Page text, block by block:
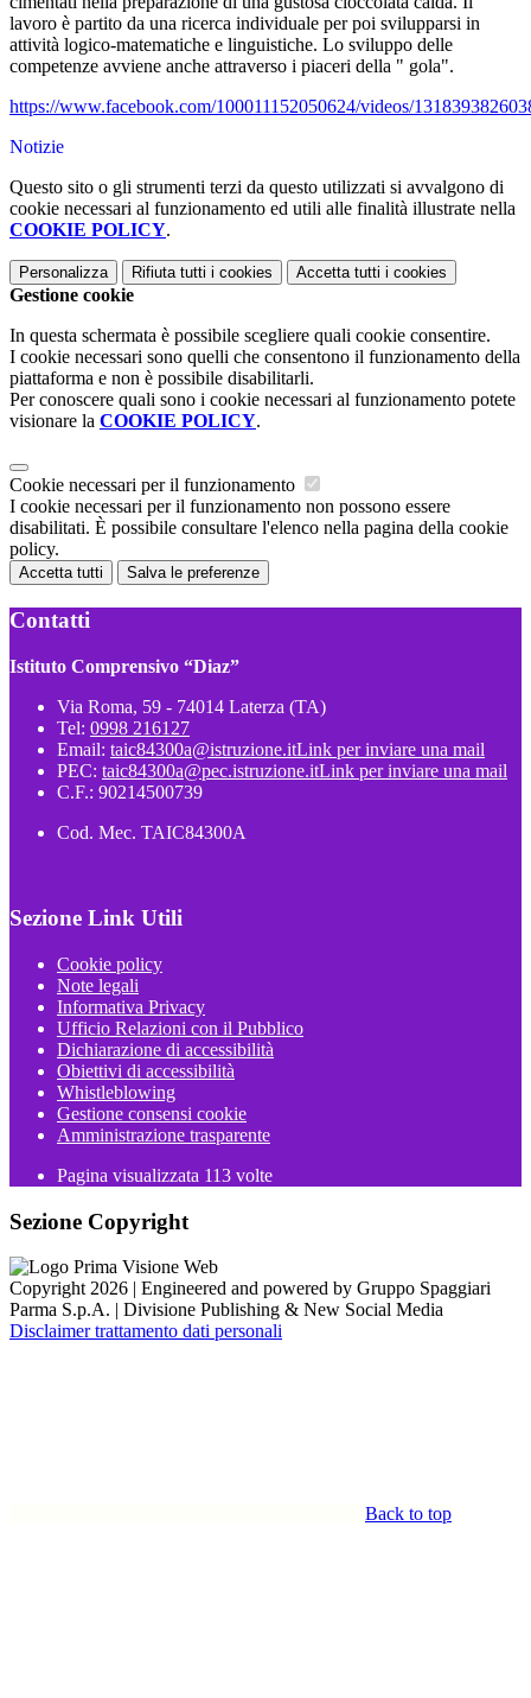
lavoro è partito da una ricerca individuale per poi svilupparsi in
attività logico-matematiche e linguistiche. Lo sviluppo delle
competenze avviene anche attraverso i piaceri della " gola".
https://www.facebook.com/100011152050624/videos/
Notizie
Questo sito o gli strumenti terzi da questo utilizzati si avvalgono di
cookie necessari al funzionamento ed utili alle finalità illustrate nella
COOKIE POLICY.
Personalizza Rifiuta tutti i cookies Accetta tutti i cookies
Gestione cookie
In questa schermata è possibile scegliere quali cookie consentire.
I cookie necessari sono quelli che consentono il funzionamento della
piattaforma e non è possibile disabilitarli.
Per conoscere quali sono i cookie necessari al funzionamento potete
visionare la COOKIE POLICY.
Cookie necessari per il funzionamento
I cookie necessari per il funzionamento non possono essere
disabilitati. È possibile consultare l'elenco nella pagina della cookie
policy.
Accetta tutti Salva le preferenze
Contatti
Istituto Comprensivo “Diaz”
Via Roma, 59 - 74014 Laterza (TA)
Tel: 0998 216127
Email: taic84300a@istruzione.itLink per inviare una mail
PEC: taic84300a@pec.istruzione.itLink per inviare una mail
C.F.: 90214500739
Cod. Mec. TAIC84300A
Sezione Link Utili
Cookie policy
Note legali
Informativa Privacy
Ufficio Relazioni con il Pubblico
Dichiarazione di accessibilità
Obiettivi di accessibilità
Whistleblowing
Gestione consensi cookie
Amministrazione trasparente
Pagina visualizzata 113 volte
Sezione Copyright
Copyright 2026 | Engineered and powered by Gruppo Spaggiari
Parma S.p.A. | Divisione Publishing & New Social Media
Disclaimer trattamento dati personali
Back to top